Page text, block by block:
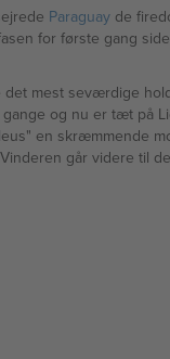
Paraguayde
for første gang
mest seværdige
og nu er tæt på
en skræmmende
går videre til